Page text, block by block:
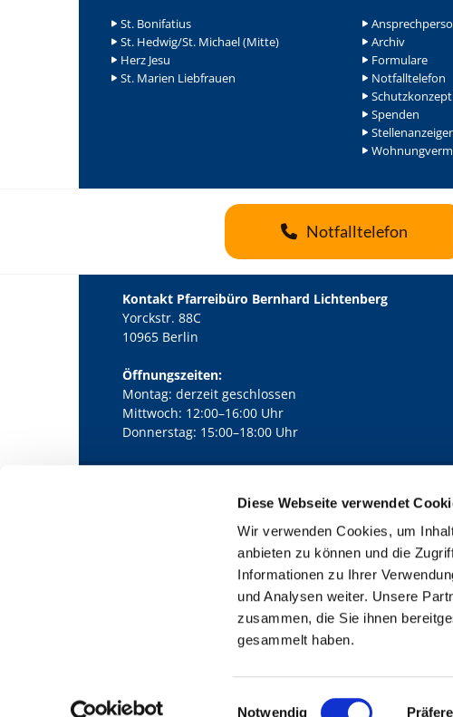
Diese Webseite verwendet
Wir verwenden Cookies, um
anbieten zu können und die
Informationen zu Ihrer
und Analysen weiter. Unsere
zusammen, die Sie ihnen
gesammelt haben.
Notwendig
St. Bonifatius
St. Hedwig/St. Michael (Mitte)
Herz Jesu
St. Marien Liebfrauen
Archiv
Formulare
Notfalltelefon
Spenden
Notfalltelefon
Kontakt Pfarreibüro Bernhard Lichtenberg
Yorckstr. 88C
10965 Berlin
Öffnungszeiten:
Montag: derzeit geschlossen
Mittwoch: 12:00–16:00 Uhr
Donnerstag: 15:00–18:00 Uhr
Kath. Kirchengemeinde Pfarrei Bernhard